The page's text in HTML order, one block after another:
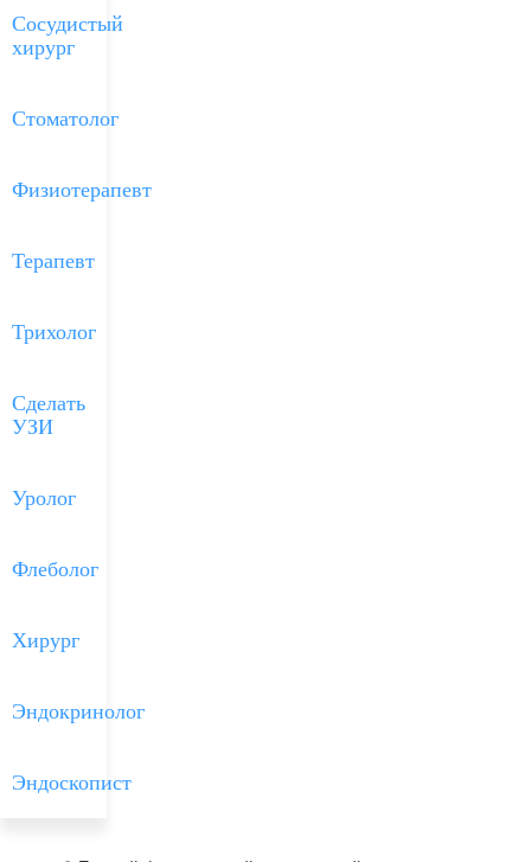
Сосудистый
хирург
Стоматолог
Физиотерапевт
Терапевт
Трихолог
Сделать
УЗИ
Уролог
Флеболог
Хирург
Эндокринолог
Эндоскопист